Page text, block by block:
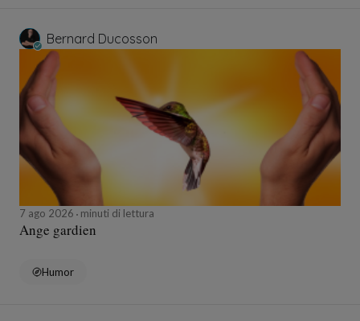
Bernard Ducosson
7 ago 2026 minuti di lettura
Ange gardien
Humor